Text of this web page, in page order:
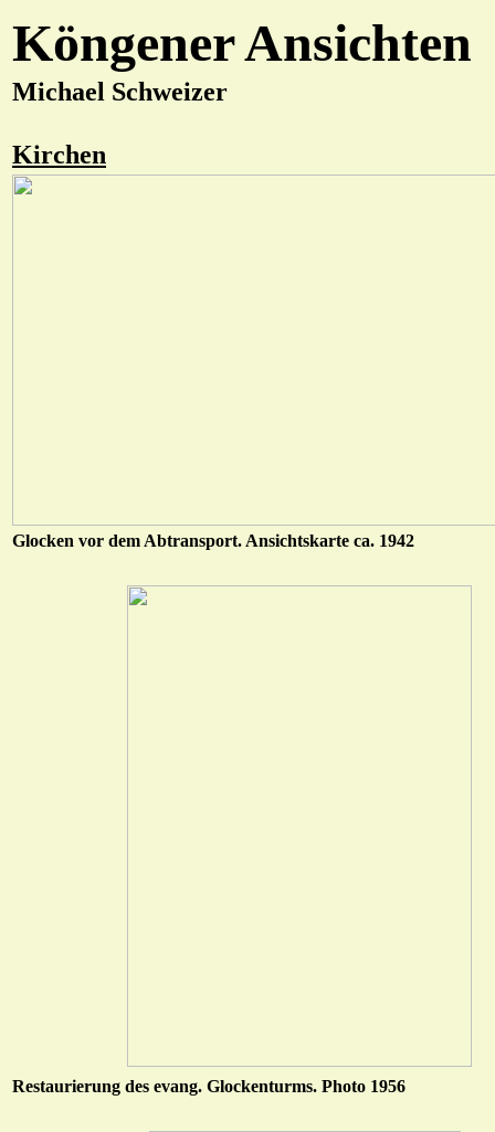
Köngener Ansichten
Michael Schweizer
Kirchen
Glocken vor dem Abtransport. Ansichtskarte ca. 1942
Restaurierung des evang. Glockenturms. Photo 1956